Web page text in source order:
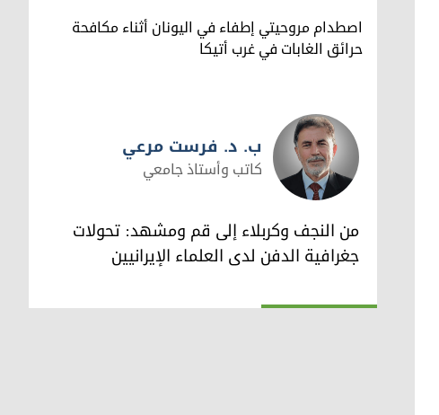
اصطدام مروحيتي إطفاء في اليونان أثناء مكافحة
حرائق الغابات في غرب أتيكا
ب. د. فرست مرعي
ب. د. فرست مرعي
كاتب وأستاذ جامعي
من النجف وكربلاء إلى قم ومشهد: تحولات
جغرافية الدفن لدى العلماء الإيرانيين